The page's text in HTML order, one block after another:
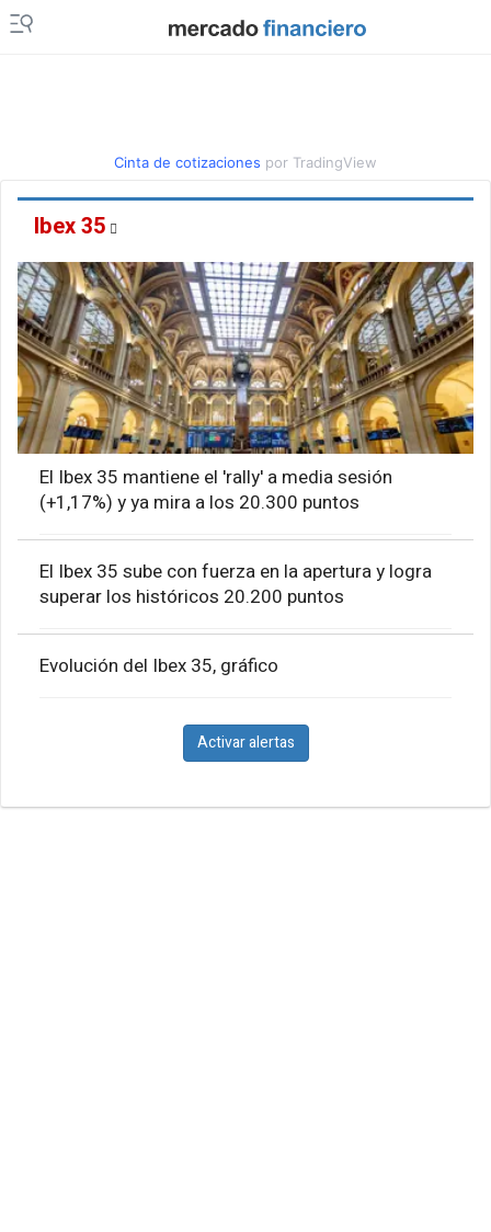
Cinta de cotizaciones por TradingView
Ibex 35
El Ibex 35 mantiene el 'rally' a media sesión
(+1,17%) y ya mira a los 20.300 puntos
El Ibex 35 sube con fuerza en la apertura y logra
superar los históricos 20.200 puntos
Evolución del Ibex 35, gráfico
Activar alertas